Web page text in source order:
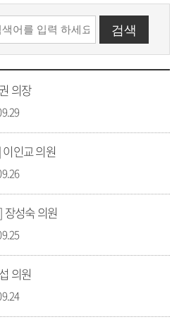
의장
인교 의원
장성숙 의원
의원